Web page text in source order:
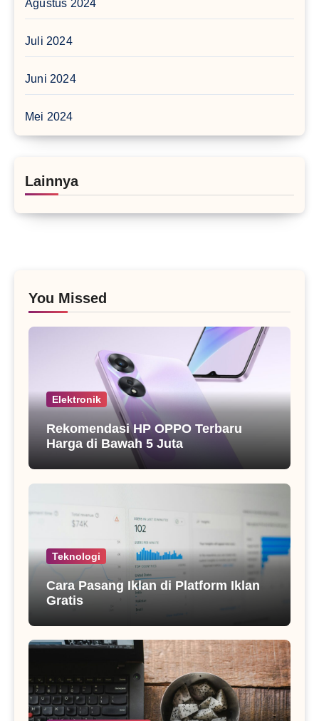
Agustus 2024
Juli 2024
Juni 2024
Mei 2024
Lainnya
You Missed
Elektronik
Rekomendasi HP OPPO Terbaru
Harga di Bawah 5 Juta
Teknologi
Cara Pasang Iklan di Platform Iklan
Gratis